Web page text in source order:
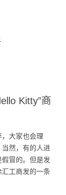
Kitty”商
大家也会理
然，有的人进
冒的。但是发
工商发的一条